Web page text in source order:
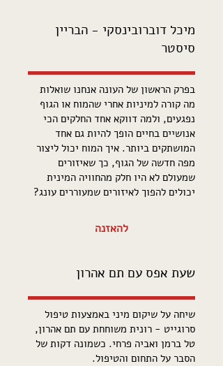
מיכל דוברובינסקי - הבריין
סיסטר
בפרק הראשון של העונה אנחנו שואלות
מה קורה למיניות אחרי שהמוח או הגוף
נפגעים, ולמה דווקא אחד החלקים הכי
אנושיים בחיים הופך להיות גם אחד
המושתקים ביותר. איך המוח יכול ליצור
מפה חדשה של הגוף, כך שאיזורים
שמעולם לא היו חלק מהחוויה המינית
יכולים להפוך לאיזורים שמעוררים עונג?
להאזנה
שעת אפס עם תם אהרון
שיחה על שיקום מיני באמצעות טיפול
סרוגייט - רונית משוחחת עם תם אהרון,
טל ברמן ואביה פרחי. כשמונה דקות של
הסבר על התחום והטיפול.